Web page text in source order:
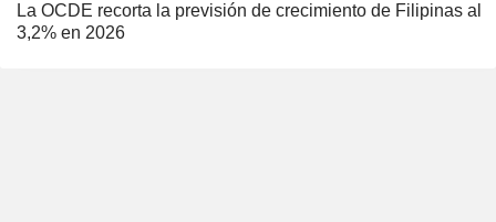
La OCDE recorta la previsión de crecimiento de Filipinas al
3,2% en 2026